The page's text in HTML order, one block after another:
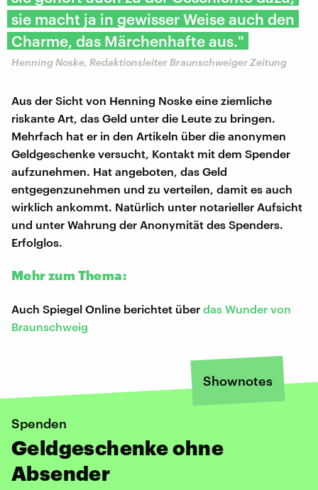
sie macht ja in gewisser Weise auch den
Charme, das Märchenhafte aus."
Henning Noske, Redaktionsleiter Braunschweiger Zeitung
Aus der Sicht von Henning Noske eine ziemliche
riskante Art, das Geld unter die Leute zu bringen.
Mehrfach hat er in den Artikeln über die anonymen
Geldgeschenke versucht, Kontakt mit dem Spender
aufzunehmen. Hat angeboten, das Geld
entgegenzunehmen und zu verteilen, damit es auch
wirklich ankommt. Natürlich unter notarieller Aufsicht
und unter Wahrung der Anonymität des Spenders.
Erfolglos.
Mehr zum Thema:
Auch Spiegel Online berichtet über das Wunder von
Braunschweig
Shownotes
Spenden
Geldgeschenke ohne
Absender